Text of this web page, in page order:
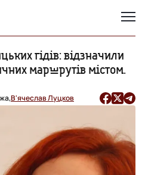
гідів: відзначили
маршрутів містом.
В'ячеслав Луцков